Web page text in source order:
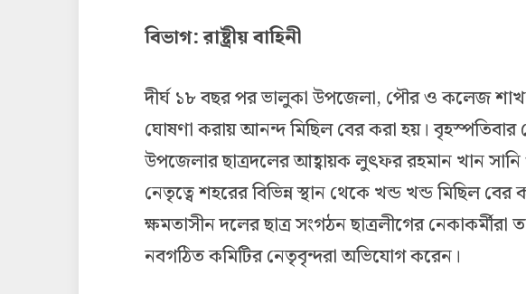
বিভাগ: রাষ্ট্রীয় বাহিনী
দীর্ঘ ১৮ বছর পর ভালুকা উপজেলা, পৌর ও কলেজ শাখা
ঘোষণা করায় আনন্দ মিছিল বের করা হয়। বৃহস্পতিবার
উপজেলার ছাত্রদলের আহ্বায়ক লুৎফর রহমান খান সানি
নেতৃত্বে শহরের বিভিন্ন স্থান থেকে খন্ড খন্ড মিছিল
ক্ষমতাসীন দলের ছাত্র সংগঠন ছাত্রলীগের নেকাকর্মীরা
নবগঠিত কমিটির নেতৃবৃন্দরা অভিযোগ করেন।